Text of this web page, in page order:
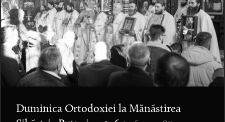
Duminica Ortodoxiei la Mănăstirea